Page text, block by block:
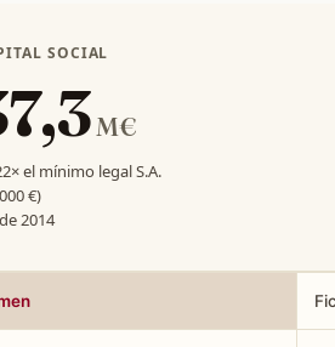
SOCIAL
M€
el mínimo legal S.A.
€)
2014